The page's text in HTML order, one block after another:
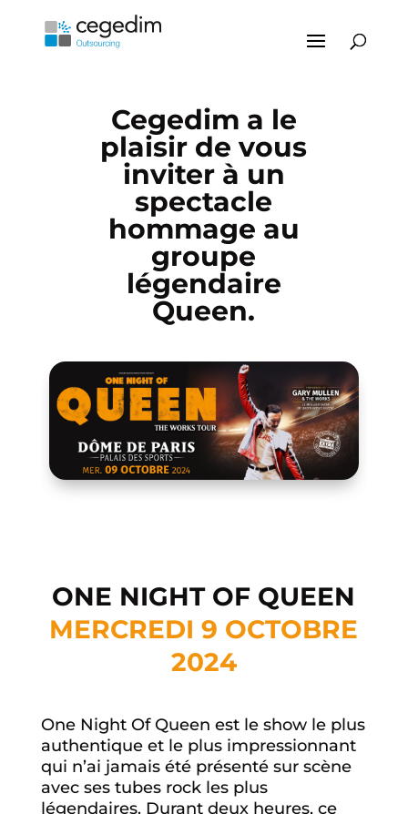
Cegedim a le
plaisir de vous
inviter à un
spectacle
hommage au
groupe
légendaire
Queen.
ONE NIGHT OF QUEEN
MERCREDI 9 OCTOBRE
2024
One Night Of Queen est le show le plus
authentique et le plus impressionnant
qui n’ai jamais été présenté sur scène
avec ses tubes rock les plus
légendaires. Durant deux heures, ce